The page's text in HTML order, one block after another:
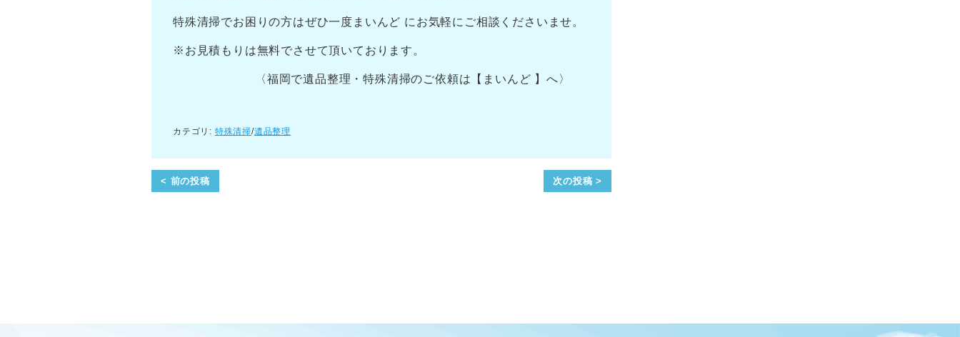
特殊清掃でお困りの方はぜひ一度まいんど にお気軽にご相談くださいませ。
※お見積もりは無料でさせて頂いております。
〈福岡で遺品整理・特殊清掃のご依頼は【まいんど 】へ〉
カテゴリ: 特殊清掃/遺品整理
< 前の投稿 次の投稿 >